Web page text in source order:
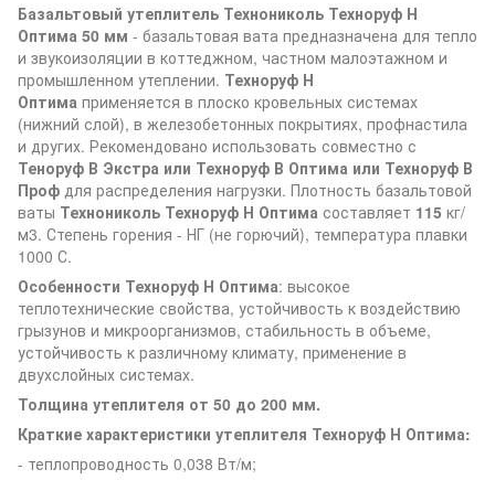
Базальтовый утеплитель Технониколь Техноруф Н
Оптима 50 мм - базальтовая вата предназначена для тепло
и звукоизоляции в коттеджном, частном малоэтажном и
промышленном утеплении. Техноруф Н
Оптима применяется в плоско кровельных системах
(нижний слой), в железобетонных покрытиях, профнастила
и других. Рекомендовано использовать совместно с
Теноруф В Экстра или Техноруф В Оптима или Техноруф В
Проф для распределения нагрузки. Плотность базальтовой
ваты Технониколь Техноруф Н Оптима составляет 115 кг/
м3. Степень горения - НГ (не горючий), температура плавки
1000 С.
Особенности Техноруф Н Оптима: высокое
теплотехнические свойства, устойчивость к воздействию
грызунов и микроорганизмов, стабильность в объеме,
устойчивость к различному климату, применение в
двухслойных системах.
Толщина утеплителя от 50 до 200 мм.
Краткие характеристики утеплителя Техноруф Н Оптима:
- теплопроводность 0,038 Вт/м;